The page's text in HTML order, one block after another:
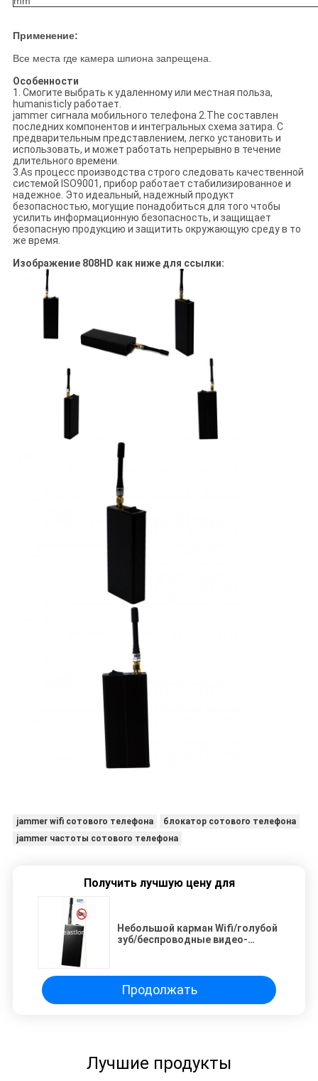
Применение:
Все места где камера шпиона запрещена.
Особенности
1. Смогите выбрать к удаленному или местная польза,
humanisticly работает.
jammer сигнала мобильного телефона 2.The составлен
последних компонентов и интегральных схема затира. С
предварительным представлением, легко установить и
использовать, и может работать непрерывно в течение
длительного времени.
3.As процесс производства строго следовать качественной
системой ISO9001, прибор работает стабилизированное и
надежное. Это идеальный, надежный продукт
безопасностью, могущие понадобиться для того чтобы
усилить информационную безопасность, и защищает
безопасную продукцию и защитить окружающую среду в то
же время.
Изображение 808HD как ниже для ссылки:
jammer wifi сотового телефона
блокатор сотового телефона
jammer частоты сотового телефона
Получить лучшую цену для
Небольшой карман Wifi/голубой
зуб/беспроводные видео-
Продолжать
Лучшие продукты